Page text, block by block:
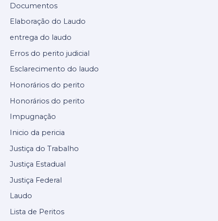
Documentos
Elaboração do Laudo
entrega do laudo
Erros do perito judicial
Esclarecimento do laudo
Honorários do perito
Honorários do perito
Impugnação
Inicio da pericia
Justiça do Trabalho
Justiça Estadual
Justiça Federal
Laudo
Lista de Peritos